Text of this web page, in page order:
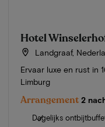
Hotel
Landgraaf,
Ervaar luxe en rust in
Limburg
Arrangement 2
Dagelijks